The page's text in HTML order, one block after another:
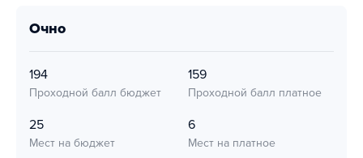
очно
194
Проходной балл бюджет
159
Проходной балл платное
25
Мест на бюджет
6
Мест на платное